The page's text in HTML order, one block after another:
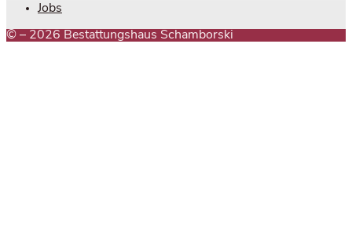
Jobs
© – 2026 Bestattungshaus Schamborski